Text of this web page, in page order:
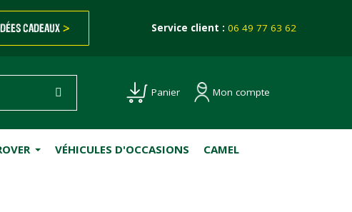
CADEAUX > Service client :06 49 77 63 62
Panier Mon compte
VÉHICULES D'OCCASIONS CAMEL